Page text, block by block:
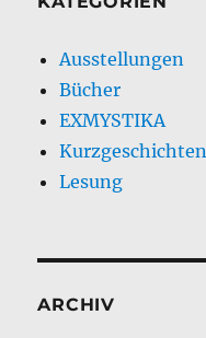
Ausstellungen
Bücher
EXMYSTIKA
Kurzgeschichten
Lesung
ARCHIV